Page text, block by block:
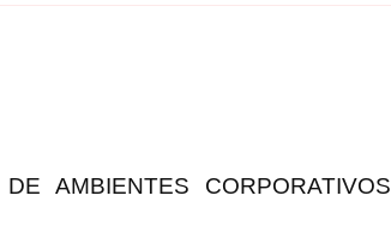
AMBIENTES CORPORATIVOS